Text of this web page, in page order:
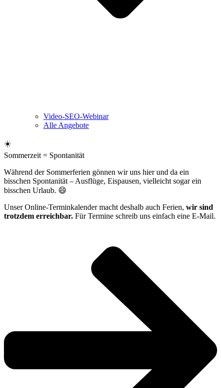
Video-SEO-Webinar
Alle Angebote
☀️
Sommerzeit = Spontanität
Während der Sommerferien gönnen wir uns hier und da ein
bisschen Spontanität – Ausflüge, Eispausen, vielleicht sogar ein
bisschen Urlaub. 😄
Unser Online-Terminkalender macht deshalb auch Ferien, wir sind
trotzdem erreichbar. Für Termine schreib uns einfach eine E-Mail.